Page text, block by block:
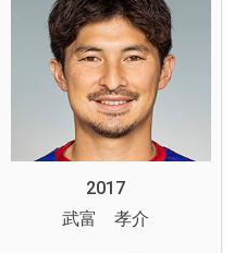
2017
武富 孝介